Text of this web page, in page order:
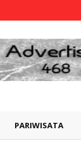
PARIWISATA